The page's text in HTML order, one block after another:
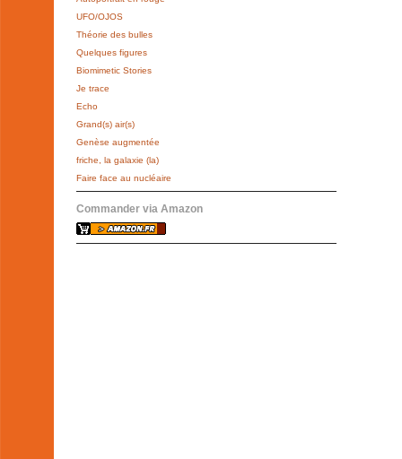
UFO/OJOS
Théorie des bulles
Quelques figures
Biomimetic Stories
Je trace
Echo
Grand(s) air(s)
Genèse augmentée
friche, la galaxie (la)
Faire face au nucléaire
Commander via Amazon